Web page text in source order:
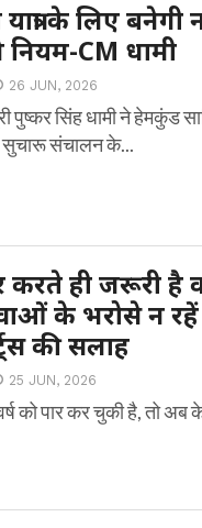
के लिए बनेगी
नियम-CM धामी
26 JUN, 2026
पुष्कर सिंह धामी ने हेमकुंड
सुचारू संचालन के...
करते ही जरूरी है
के भरोसे न रहें
की सलाह
25 JUN, 2026
को पार कर चुकी है, तो अब